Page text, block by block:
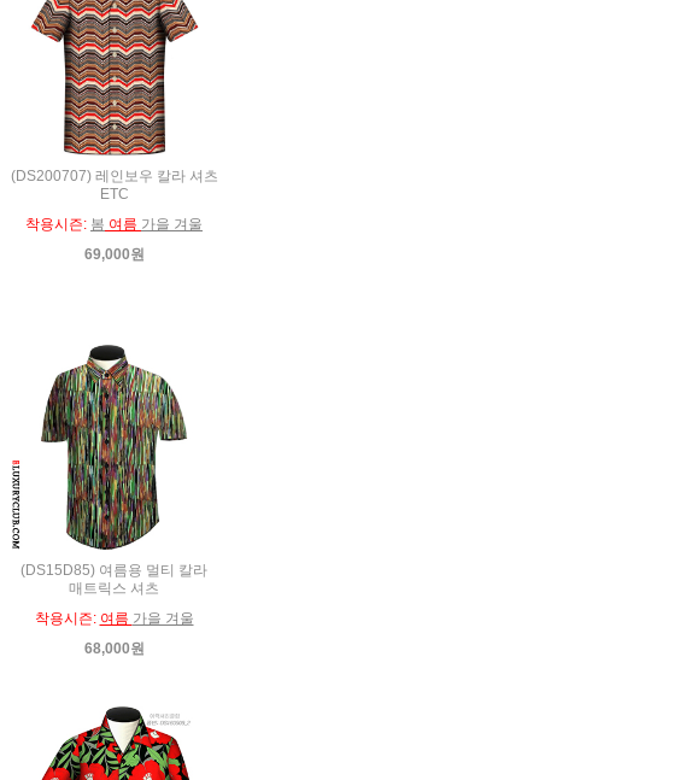
(DS200707) 레인보우 칼라 셔츠
ETC
착용시즌: 봄 여름 가을 겨울
69,000원
(DS15D85) 여름용 멀티 칼라
매트릭스 셔츠
착용시즌: 여름 가을 겨울
68,000원